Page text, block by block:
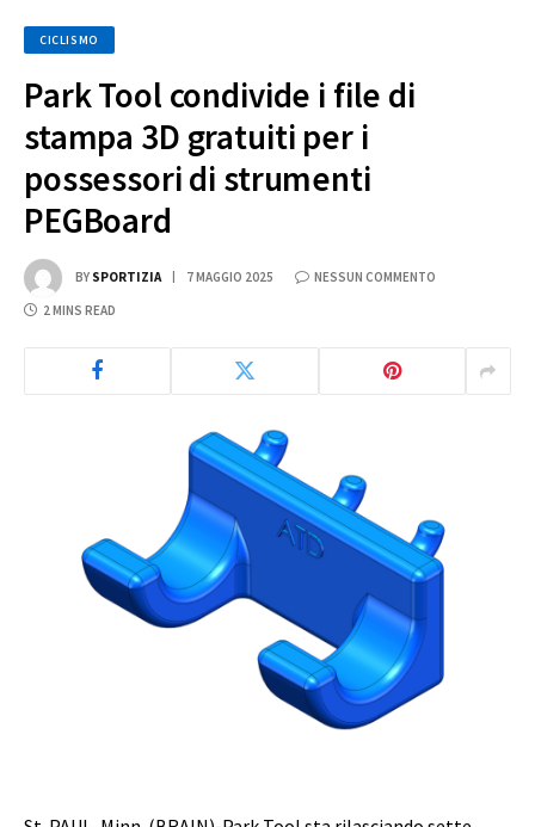
CICLISMO
Park Tool condivide i file di
stampa 3D gratuiti per i
possessori di strumenti
PEGBoard
BY SPORTIZIA 7 MAGGIO 2025 NESSUN COMMENTO
2 MINS READ